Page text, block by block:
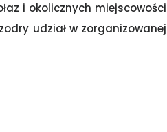
i okolicznych miejscowości
udział w zorganizowanej